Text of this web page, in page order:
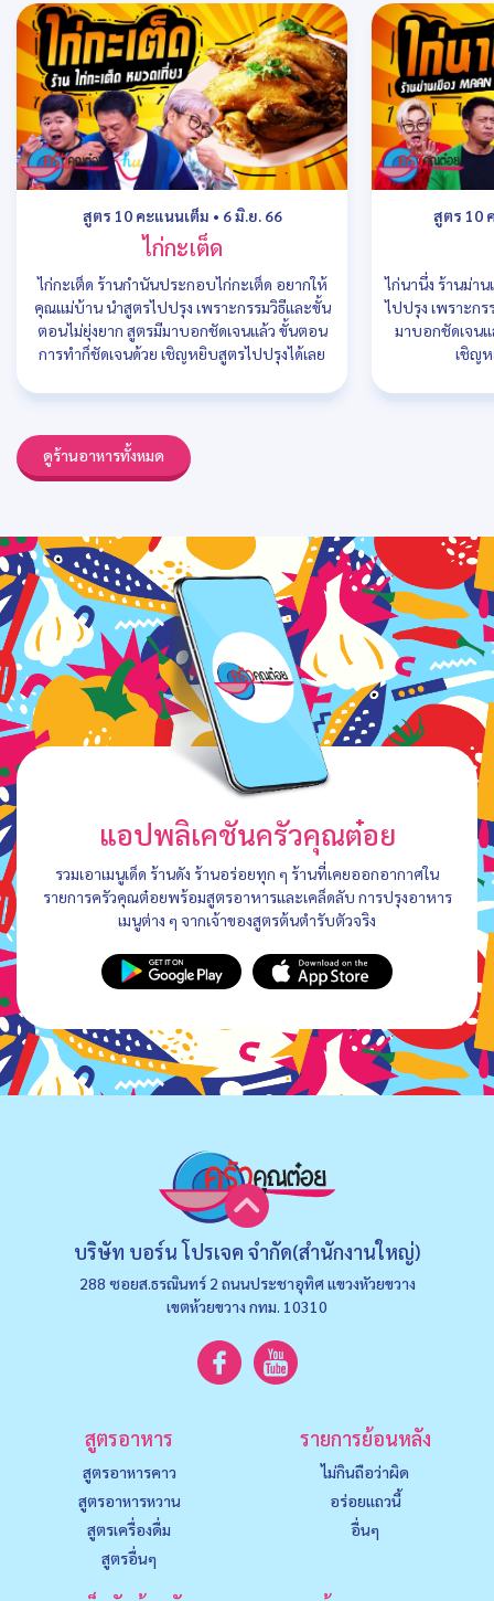
สูตร 10 คะแนนเต็ม • 6 มิ.ย. 66
ไก่กะเต็ด
ไก่กะเต็ด ร้านกำนันประกอบไก่กะเต็ด อยากให้
คุณแม่บ้าน นำสูตรไปปรุง เพราะกรรมวิธีและขั้น
ตอนไม่ยุ่งยาก สูตรมีมาบอกชัดเจนแล้ว ขั้นตอน
การทำก็ชัดเจนด้วย เชิญหยิบสูตรไปปรุงได้เลย
สูตร 10
ไก่นานึ่ง ร้านม่า
ไปปรุง เพราะก
มาบอกชัดเจน
เชิญห
ดูร้านอาหารทั้งหมด
แอปพลิเคชันครัวคุณต๋อย
รวมเอาเมนูเด็ด ร้านดัง ร้านอร่อยทุก ๆ ร้านที่เคยออกอากาศใน
รายการครัวคุณต๋อยพร้อมสูตรอาหารและเคล็ดลับ การปรุงอาหาร
เมนูต่าง ๆ จากเจ้าของสูตรต้นตำรับตัวจริง
บริษัท บอร์น โปรเจค จำกัด(สำนักงานใหญ่)
288 ซอยส.ธรณินทร์ 2 ถนนประชาอุทิศ แขวงหัวยขวาง
เขตห้วยขวาง กทม. 10310
สูตรอาหาร
สูตรอาหารคาว
สูตรอาหารหวาน
สูตรเครื่องดื่ม
สูตรอื่นๆ
รายการย้อนหลัง
ไม่กินถือว่าผิด
อร่อยแถวนี้
อื่นๆ